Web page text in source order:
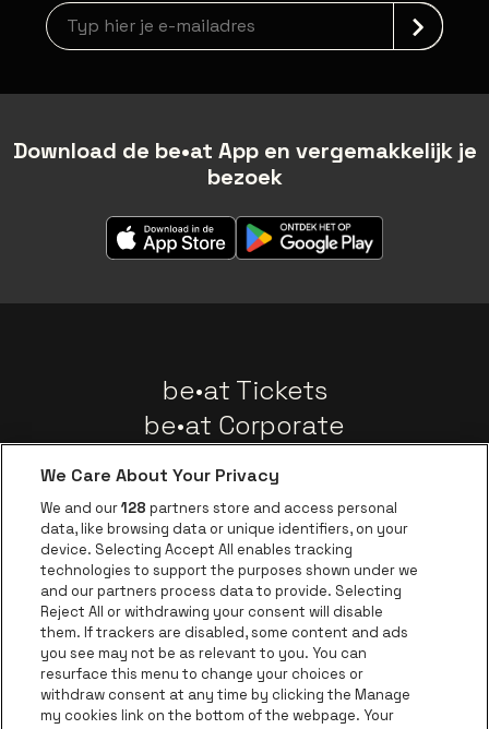
newsLetterLabel
Download de be•at App en vergemakkelijk je
bezoek
be•at Tickets
be•at Corporate
Nieuws
Instagram
Facebook
Threads
TiktokYoutube
Ga naar de website van AFAS Software logo
Ga naar de website van Lotto
Ga naar de
Ga naar de website van Trixxo
Ga naar de
We Care About Your Privacy
We and our128 partners store and access personal
data, like browsing data or unique identifiers, on your
device. Selecting Accept All enables tracking
technologies to support the purposes shown under we
and our partners process data to provide. Selecting
Reject All or withdrawing your consent will disable
them. If trackers are disabled, some content and ads
you see may not be as relevant to you. You can
resurface this menu to change your choices or
withdraw consent at any time by clicking the Manage
my cookies link on the bottom of the webpage. Your